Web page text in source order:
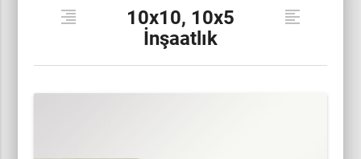
format_align_right
10x10, 10x5
İnşaatlık
format_align_left